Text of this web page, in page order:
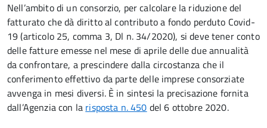
Nell’ambito di un consorzio, per calcolare la riduzione del
fatturato che dà diritto al contributo a fondo perduto Covid-
19 (articolo 25, comma 3, Dl n. 34/2020), si deve tener conto
delle fatture emesse nel mese di aprile delle due annualità
da confrontare, a prescindere dalla circostanza che il
conferimento effettivo da parte delle imprese consorziate
avvenga in mesi diversi. È in sintesi la precisazione fornita
dall’Agenzia con la risposta n. 450 del 6 ottobre 2020.